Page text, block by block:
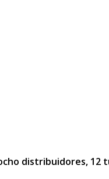
distribuidores, 12